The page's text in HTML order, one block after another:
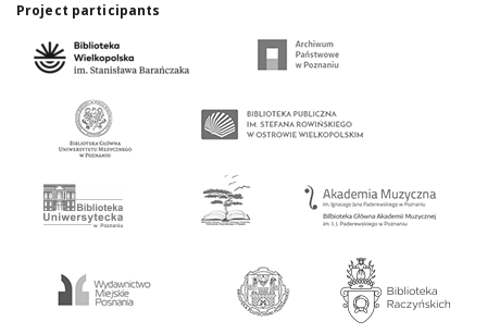
Project participants